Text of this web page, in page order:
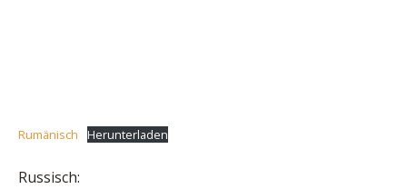
Rumänisch Herunterladen
Russisch: